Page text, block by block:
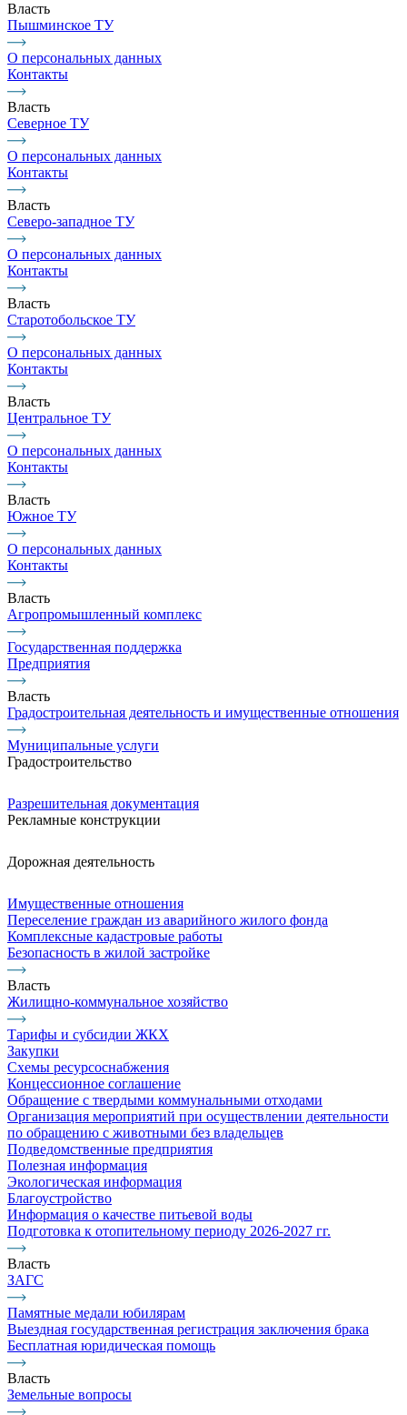
Власть
Пышминское ТУ
О персональных данных
Контакты
Власть
Северное ТУ
О персональных данных
Контакты
Власть
Северо-западное ТУ
О персональных данных
Контакты
Власть
Старотобольское ТУ
О персональных данных
Контакты
Власть
Центральное ТУ
О персональных данных
Контакты
Власть
Южное ТУ
О персональных данных
Контакты
Власть
Агропромышленный комплекс
Государственная поддержка
Предприятия
Власть
Градостроительная деятельность и имущественные отношения
Муниципальные услуги
Градостроительство
Разрешительная документация
Рекламные конструкции
Дорожная деятельность
Имущественные отношения
Переселение граждан из аварийного жилого фонда
Комплексные кадастровые работы
Безопасность в жилой застройке
Власть
Жилищно-коммунальное хозяйство
Тарифы и субсидии ЖКХ
Закупки
Схемы ресурсоснабжения
Концессионное соглашение
Обращение с твердыми коммунальными отходами
Организация мероприятий при осуществлении деятельности
по обращению с животными без владельцев
Подведомственные предприятия
Полезная информация
Экологическая информация
Благоустройство
Информация о качестве питьевой воды
Подготовка к отопительному периоду 2026-2027 гг.
Власть
ЗАГС
Памятные медали юбилярам
Выездная государственная регистрация заключения брака
Бесплатная юридическая помощь
Власть
Земельные вопросы